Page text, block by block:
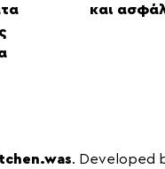
και
. Developed